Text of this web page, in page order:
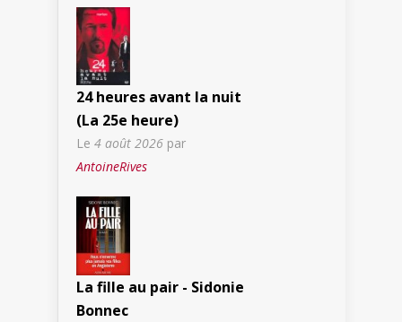
24 heures avant la nuit
(La 25e heure)
Le 4 août 2026 par
AntoineRives
La fille au pair - Sidonie
Bonnec